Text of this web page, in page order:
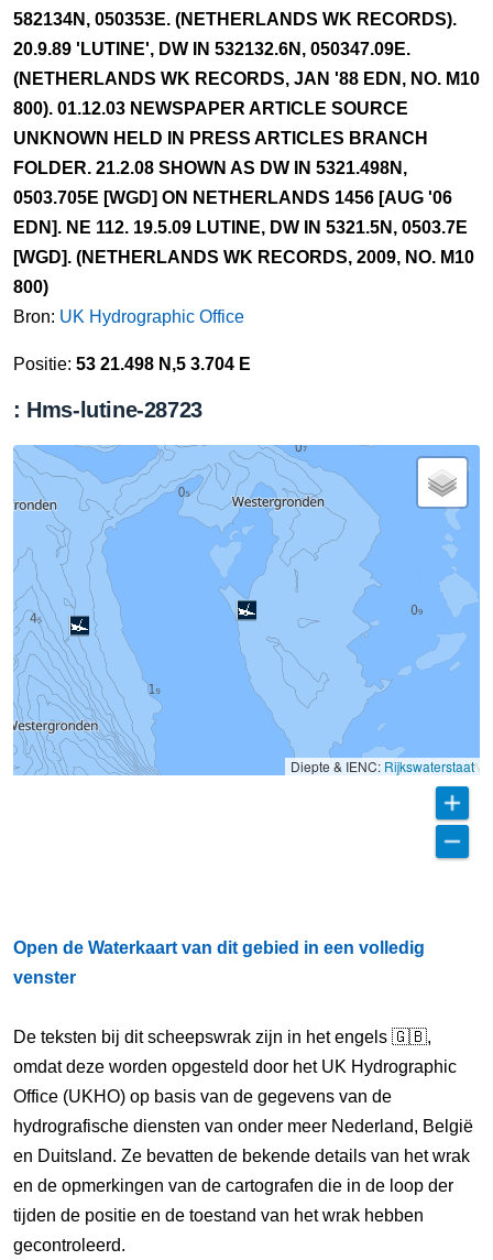
582134N, 050353E. (NETHERLANDS WK RECORDS).
20.9.89 'LUTINE', DW IN 532132.6N, 050347.09E.
(NETHERLANDS WK RECORDS, JAN '88 EDN, NO. M10
800). 01.12.03 NEWSPAPER ARTICLE SOURCE
UNKNOWN HELD IN PRESS ARTICLES BRANCH
FOLDER. 21.2.08 SHOWN AS DW IN 5321.498N,
0503.705E [WGD] ON NETHERLANDS 1456 [AUG '06
EDN]. NE 112. 19.5.09 LUTINE, DW IN 5321.5N, 0503.7E
[WGD]. (NETHERLANDS WK RECORDS, 2009, NO. M10
800)
Bron: UK Hydrographic Office
Positie: 53 21.498 N,5 3.704 E
: Hms-lutine-28723
Diepte & IENC: Rijkswaterstaat
Open de Waterkaart van dit gebied in een volledig
venster
De teksten bij dit scheepswrak zijn in het engels 🇬🇧,
omdat deze worden opgesteld door het UK Hydrographic
Office (UKHO) op basis van de gegevens van de
hydrografische diensten van onder meer Nederland, België
en Duitsland. Ze bevatten de bekende details van het wrak
en de opmerkingen van de cartografen die in de loop der
tijden de positie en de toestand van het wrak hebben
gecontroleerd.